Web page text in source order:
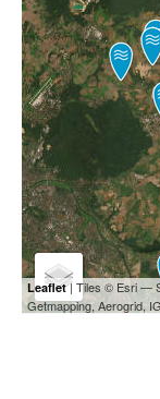
Leaflet| Tiles © Esri —
Getmapping, Aerogrid,